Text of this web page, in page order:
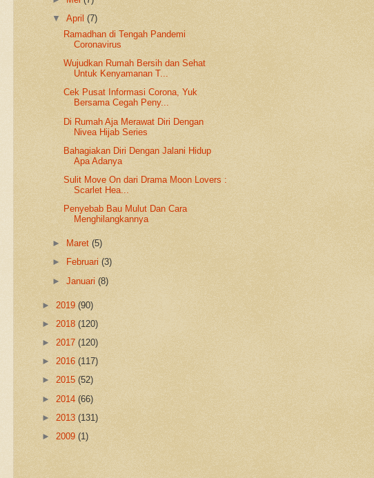
▼April(7)
Ramadhan di Tengah Pandemi
Coronavirus
Wujudkan Rumah Bersih dan Sehat
Untuk Kenyamanan T...
Cek Pusat Informasi Corona, Yuk
Bersama Cegah Peny...
Di Rumah Aja Merawat Diri Dengan
Nivea Hijab Series
Bahagiakan Diri Dengan Jalani Hidup
Apa Adanya
Sulit Move On dari Drama Moon Lovers :
Scarlet Hea...
Penyebab Bau Mulut Dan Cara
Menghilangkannya
► Maret(5)
►
Februari(3)
►Januari(8)
► 2019 (90)
► 2018 (120)
► 2017 (120)
► 2016 (117)
► 2015 (52)
► 2014 (66)
► 2013 (131)
► 2009 (1)